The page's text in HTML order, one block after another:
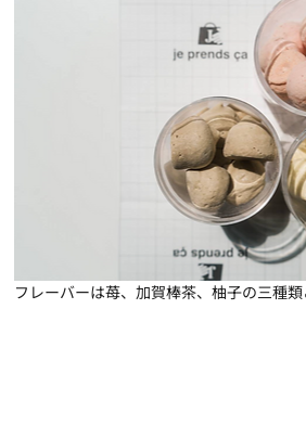
フレーバーは苺、加賀棒茶、柚子の三種類